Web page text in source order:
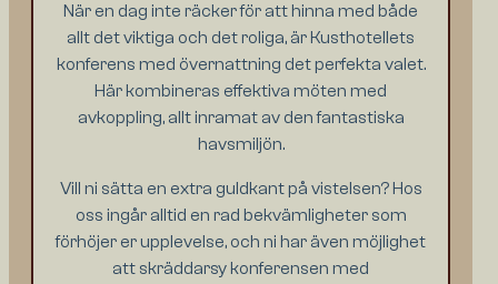
När en dag inte räcker för att hinna med både
allt det viktiga och det roliga, är Kusthotellets
konferens med övernattning det perfekta valet.
Här kombineras effektiva möten med
avkoppling, allt inramat av den fantastiska
havsmiljön.
Vill ni sätta en extra guldkant på vistelsen? Hos
oss ingår alltid en rad bekvämligheter som
förhöjer er upplevelse, och ni har även möjlighet
att skräddarsy konferensen med